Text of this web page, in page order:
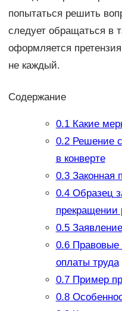
попытаться решить
следует обращаться в
оформляется
не каждый.
Содержание
0.1Какие
0.2Решение
в конверте
0.3Законная
0.4Образец
прекращении
0.5Заявление
0.6Правовые
оплаты труда
0.7Пример
0.8